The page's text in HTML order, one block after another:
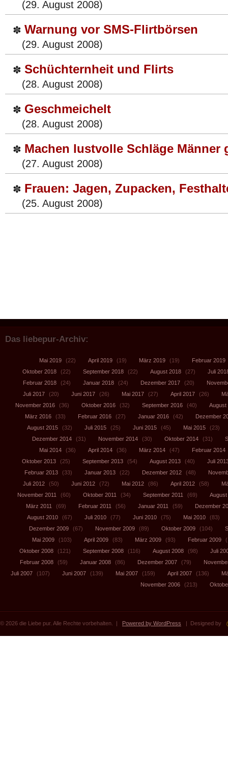
(29. August 2008)
✽ Warnung vor SMS-Flirtbörsen
(29. August 2008)
✽ Schüchternheit und Flirts
(28. August 2008)
✽ Geschmeichelt
(28. August 2008)
✽ Machen lustvolle Schläge Männer
(27. August 2008)
✽ Frauen: Jagen, Zupacken,
(25. August 2008)
Das liebepur-Archiv:
Mai 2019 (22) April 2019 (19) März 2019 (19) Februar 2019
Oktober 2018
(22) September 2018 (22) August 2018 (27)
Juli
Februar 2018
(24) Januar 2018 (24) Dezember 2017 (20)
Juli 2017
(20) Juni 2017 (26) Mai 2017 (27) April 2017 (26)
November 2016
(36) Oktober 2016 (32) September 2016 (40)
August
März 2016
(33) Februar 2016 (27) Januar 2016 (42)
Dezember
August 2015
(32) Juli 2015 (25) Juni 2015 (45) Mai 2015
(23)
Dezember 2014
(31) November 2014 (30) Oktober 2014 (31)
Mai 2014
(36) April 2014 (36) März 2014 (47) Februar 2014
Oktober 2013
(25) September 2013 (54) August 2013 (40)
Juli
Februar 2013
(33) Januar 2013 (22) Dezember 2012 (48)
Juli 2012
(50) Juni 2012 (72) Mai 2012 (86) April 2012 (58)
November 2011
(60) Oktober 2011 (34) September 2011 (69)
August
März 2011
(69) Februar 2011 (56) Januar 2011 (59)
Dezember
August 2010
(67) Juli 2010 (77) Juni 2010 (75) Mai 2010
(83)
Dezember 2009
(67) November 2009 (89) Oktober 2009 (104)
Mai 2009
(103) April 2009 (83) März 2009 (93) Februar 2009
Oktober 2008
(121) September 2008 (116) August 2008 (98)
Juli
Februar 2008
(59) Januar 2008 (86) Dezember 2007 (79)
Juli 2007
(107) Juni 2007 (139) Mai 2007 (159) April 2007 (136)
November 2006
(213)
© 2026 die Liebe pur. Alle Rechte vorbehalten. | Powered by WordPress | Designed by